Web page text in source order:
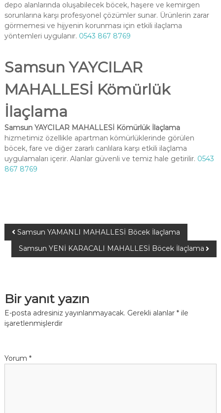
depo alanlarında oluşabilecek böcek, haşere ve kemirgen
sorunlarına karşı profesyonel çözümler sunar. Ürünlerin zarar
görmemesi ve hijyenin korunması için etkili ilaçlama
yöntemleri uygulanır. 0543 867 8769
Samsun YAYCILAR
MAHALLESİ Kömürlük
İlaçlama
Samsun YAYCILAR MAHALLESİ Kömürlük İlaçlama
hizmetimiz özellikle apartman kömürlüklerinde görülen
böcek, fare ve diğer zararlı canlılara karşı etkili ilaçlama
uygulamaları içerir. Alanlar güvenli ve temiz hale getirilir. 0543
867 8769
Samsun YAMANLI MAHALLESİ Böcek İlaçlama
Samsun YENİ KARACALI MAHALLESİ Böcek İlaçlama
Bir yanıt yazın
E-posta adresiniz yayınlanmayacak. Gerekli alanlar *ile
işaretlenmişlerdir
Yorum *